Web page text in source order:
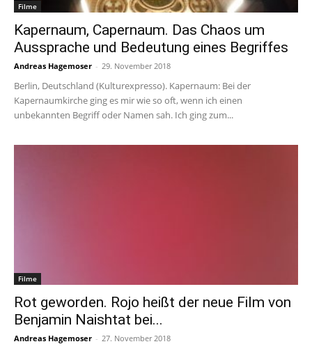
Filme
Kapernaum, Capernaum. Das Chaos um
Aussprache und Bedeutung eines Begriffes
Andreas Hagemoser - 29. November 2018
Berlin, Deutschland (Kulturexpresso). Kapernaum: Bei der
Kapernaumkirche ging es mir wie so oft, wenn ich einen
unbekannten Begriff oder Namen sah. Ich ging zum...
Filme
Rot geworden. Rojo heißt der neue Film von
Benjamin Naishtat bei...
Andreas Hagemoser - 27. November 2018